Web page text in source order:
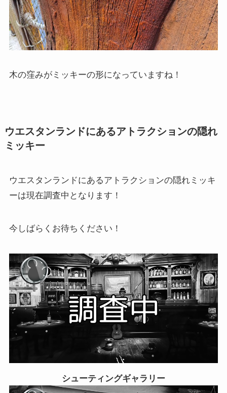
木の窪みがミッキーの形になっていますね！
ウエスタンランドにあるアトラクションの隠れ
ミッキー
ウエスタンランドにあるアトラクションの隠れミッキ
ーは現在調査中となります！
今しばらくお待ちください！
シューティングギャラリー